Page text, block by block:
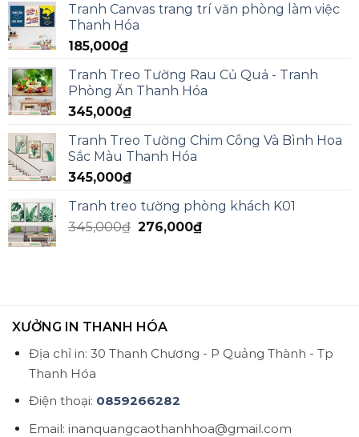
Tranh Canvas trang trí văn phòng làm việc
Thanh Hóa
185,000₫
Tranh Treo Tường Rau Củ Quả - Tranh
Phòng Ăn Thanh Hóa
345,000₫
Tranh Treo Tường Chim Công Và Bình Hoa
Sắc Màu Thanh Hóa
345,000₫
Tranh treo tường phòng khách K01
345,000₫ 276,000₫
XƯỞNG IN THANH HÓA
Địa chỉ in: 30 Thanh Chương - P Quảng Thành - Tp
Thanh Hóa
Điện thoại: 0859266282
Email: inanquangcaothanhhoa@gmail.com